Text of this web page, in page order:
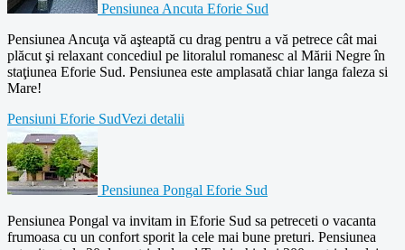
Pensiunea Ancuta Eforie Sud
Pensiunea Ancuţa vă aşteaptă cu drag pentru a vă petrece cât mai
plăcut şi relaxant concediul pe litoralul romanesc al Mării Negre în
staţiunea Eforie Sud. Pensiunea este amplasată chiar langa faleza si
Mare!
Pensiuni Eforie SudVezi detalii
Pensiunea Pongal Eforie Sud
Pensiunea Pongal va invitam in Eforie Sud sa petreceti o vacanta
frumoasa cu un confort sporit la cele mai bune preturi. Pensiunea